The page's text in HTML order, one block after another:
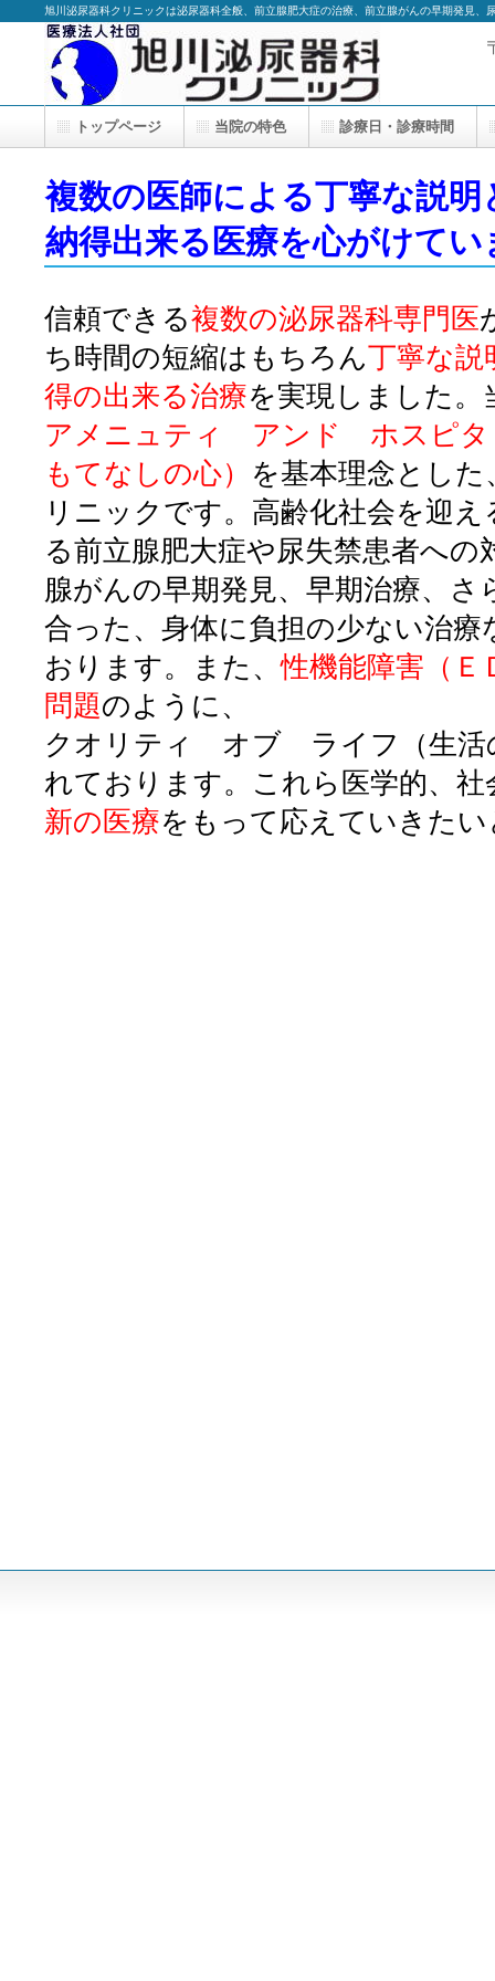
旭川泌尿器科クリニックは泌尿器科全般、前立腺肥大症の治療、前立腺がんの早期発見
複数の医師による丁寧な説明
納得出来る医療を心がけてい
信頼できる複数の泌尿器科専門医
ち時間の短縮はもちろん丁寧な説
得の出来る治療を実現しました。
アメニュティ アンド ホスピタ
もてなしの心） を基本理念とし
リニックです。高齢化社会を迎
る前立腺肥大症や尿失禁患者への
腺がんの早期発見、早期治療、さ
合った、身体に負担の少ない治
おります。また、性機能障害（Ｅ
問題のように、
クオリティ オブ ライフ（生活
れております。これら医学的、社
新の医療をもって応えていきた
トップページ 当院の特色 診療日・診療時間